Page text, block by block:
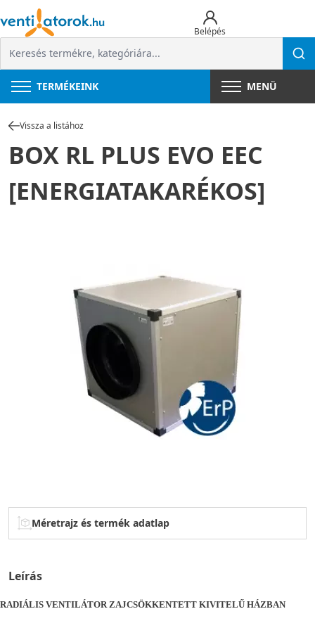
Belépés
TERMÉKEINK MENÜ
Vissza a listához
BOX RL PLUS EVO EEC
[ENERGIATAKARÉKOS]
Méretrajz és termék adatlap
Leírás
RADIÁLIS VENTILÁTOR ZAJCSÖKKENTETT KIVITELŰ HÁZBAN